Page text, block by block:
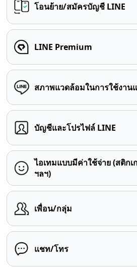
โอนย้าย/สมัครบัญชี LINE
LINE Premium
สภาพแวดล้อมในการใช้งาน
บัญชีและโปรไฟล์ LINE
ไอเทมแบบมีค่าใช้จ่าย (สติก
ฯลฯ)
เพื่อน/กลุ่ม
แชท/โทร